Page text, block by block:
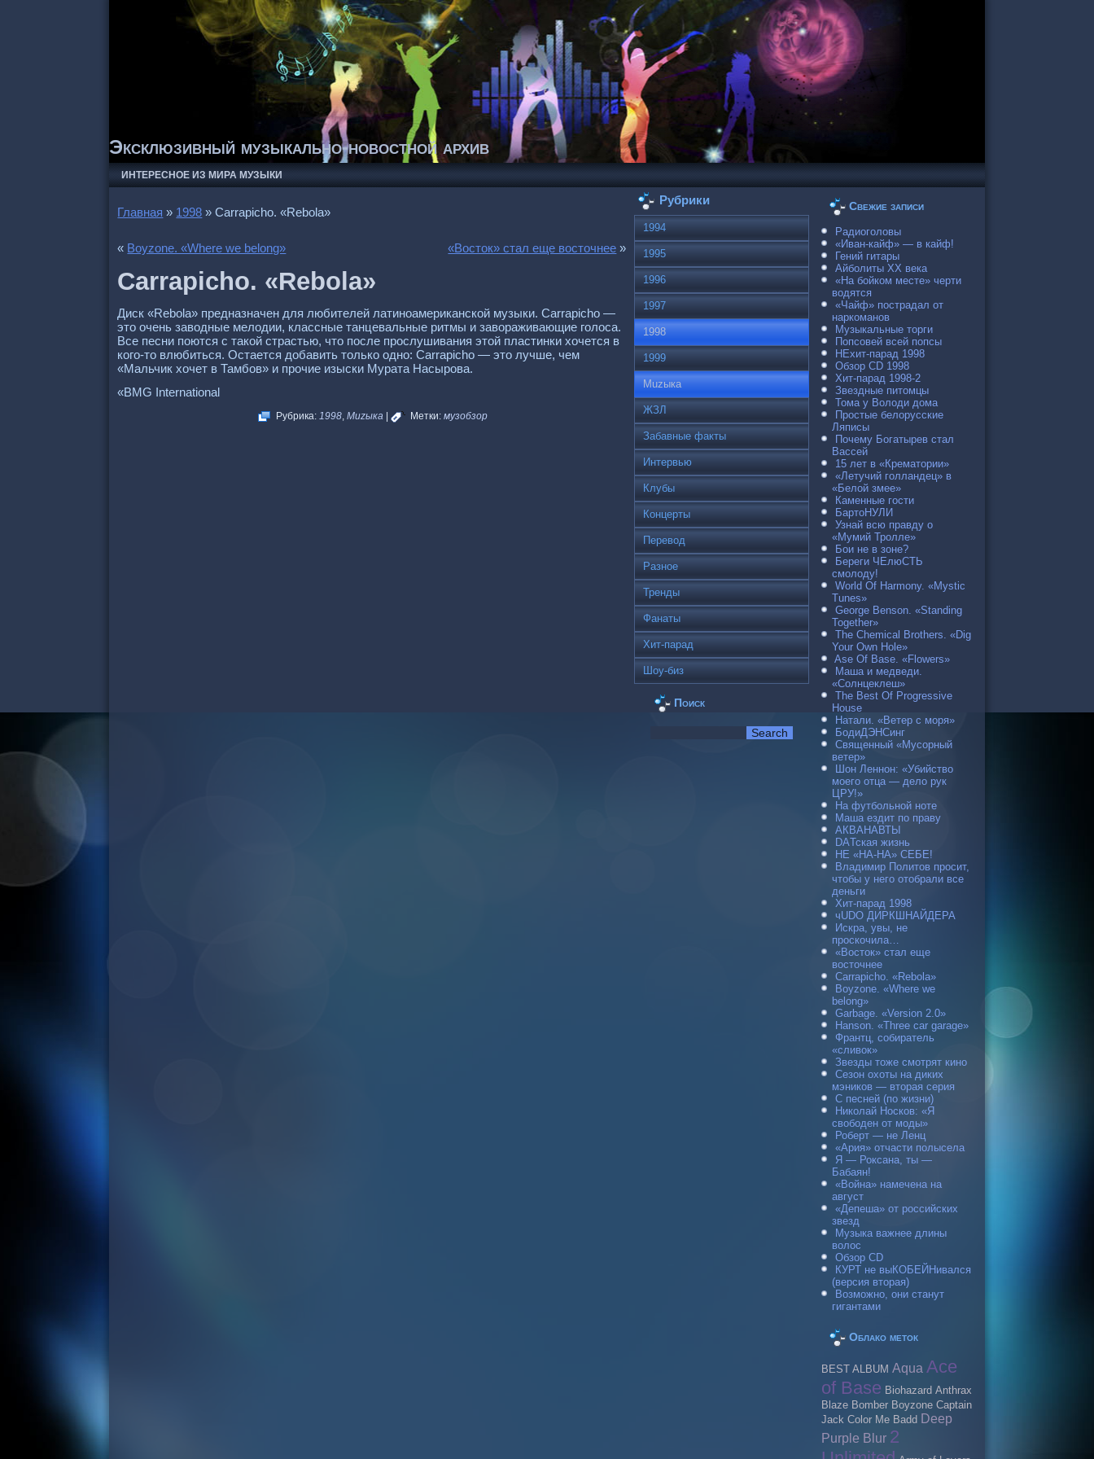
Эксклюзивный музыкально-новостной архив
ИНТЕРЕСНОЕ ИЗ МИРА МУЗЫКИ
Главная » 1998 »Carraрicho. «Rebola»
« Boyzone. «Where we belong» «Восток» стал еще восточнее »
Carraрicho. «Rebola»
Диск «Rebola» предназначен для любителей латиноамериканской музыки. Carraрicho —
это очень заводные мелодии, классные танцевальные ритмы и завораживающие голоса.
Все песни поются с такой страстью, что после прослушивания этой пластинки хочется в
кого-то влюбиться. Остается добавить только одно: Сarraрicho — это лучше, чем
«Мальчик хочет в Тамбов» и прочие изыски Мурата Насырова.
«BMG International
Рубрика: 1998, Muzыка| Метки: музобзор
Рубрики
1994
1995
1996
1997
1998
1999
Muzыка
ЖЗЛ
Забавные факты
Интервью
Клубы
Концерты
Перевод
Разное
Тренды
Фанаты
Хит-парад
Шоу-биз
Поиск
Свежие записи
Радиоголовы
«Иван-кайф» — в кайф!
Гений гитары
Айболиты ХХ века
«На бойком месте» черти
водятся
«Чайф» пострадал от
наркоманов
Музыкальные торги
Попсовей всей попсы
НЕхит-парад 1998
Обзор CD 1998
Хит-парад 1998-2
Звездные питомцы
Тома у Володи дома
Простые белорусские
Ляписы
Почему Богатырев стал
Вассей
15 лет в «Крематории»
«Летучий голландец» в
«Белой змее»
Каменные гости
БартоНУЛИ
Узнай всю правду о
«Мумий Тролле»
Бои не в зоне?
Береги ЧЕлюСТЬ
смолоду!
World Of Harmony. «Mystic
Tunes»
George Benson. «Standing
Together»
The Chemical Brothers. «Dig
Your Own Hole»
Ase Of Base. «Flowers»
Маша и медведи.
«Солнцеклеш»
The Best Of Progressive
House
Натали. «Ветер с моря»
БодиДЭНСинг
Священный «Мусорный
ветер»
Шон Леннон: «Убийство
моего отца — дело рук
ЦРУ!»
На футбольной ноте
Маша ездит по праву
АКВАНАВТЫ
DAТская жизнь
НЕ «НА-НА» СЕБЕ!
Владимир Политов просит,
чтобы у него отобрали все
деньги
Хит-парад 1998
чUDO ДИРКШНАЙДЕРА
Искра, увы, не
проскочила…
«Восток» стал еще
восточнее
Carraрicho. «Rebola»
Boyzone. «Where we
belong»
Garbage. «Version 2.0»
Hanson. «Three car garage»
Франтц, собиратель
«сливок»
Звезды тоже смотрят кино
Сезон охоты на диких
мэников — вторая серия
С песней (по жизни)
Николай Носков: «Я
свободен от моды»
Роберт — не Ленц
«Ария» отчасти полысела
Я — Роксана, ты —
Бабаян!
«Война» намечена на
август
«Депеша» от российских
звезд
Музыка важнее длины
волос
Обзор CD
КУРТ не выКОБЕЙНивался
(версия вторая)
Возможно, они станут
гигантами
Облако меток
BEST ALBUM Aqua Ace
of Base Biohazard Anthrax
Blaze Bomber Boyzone Caрtain
Jack Color Me Badd Deep
Purple Blur 2